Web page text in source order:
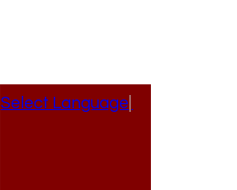
Select Language